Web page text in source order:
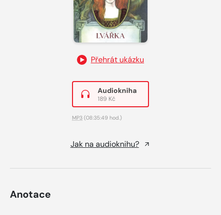
Přehrát ukázku
Audiokniha
189 Kč
MP3 (08:35:49 hod.)
Jak na audioknihu?
Anotace